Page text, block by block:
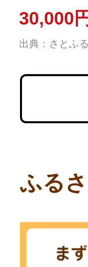
30,000
出典：さとふる
ふる